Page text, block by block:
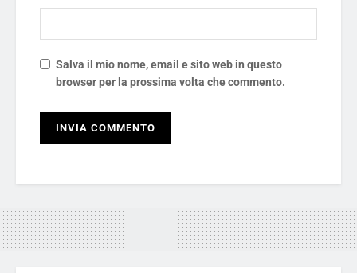
Salva il mio nome, email e sito web in questo
browser per la prossima volta che commento.